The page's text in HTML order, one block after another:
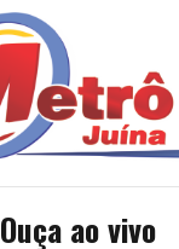
Ouça ao vivo